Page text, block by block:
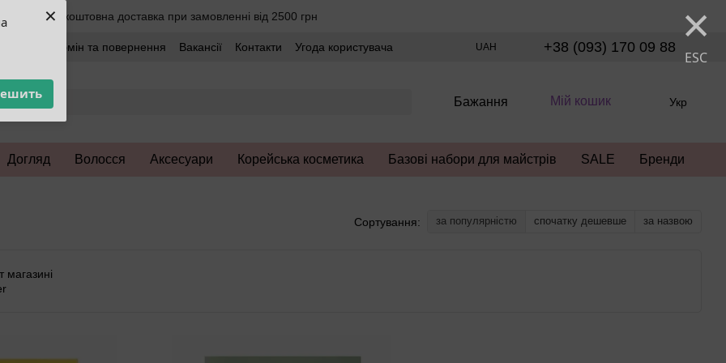
× ×
ESC
Безкоштовна доставка при замовленні від 2500 грн
Обмін та повернення Вакансії Контакти
Угода користувача
UAH +38 (093) 170 09 88
Бажання Мій кошик Укр
Догляд Волосся Аксесуари Корейська косметика Базові набори для майстрів SALE Бренди
Сортування: за популярністю спочатку дешевше за назвою